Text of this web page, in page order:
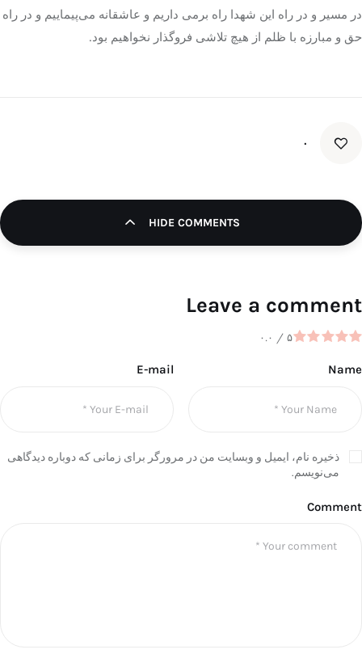
در مسیر و در راه این شهدا راه برمی داریم و عاشقانه می‌پیماییم و در راه
حق و مبارزه با ظلم از هیچ تلاشی فروگذار نخواهیم بود.
۰
HIDE COMMENTS
Leave a comment
۰.۰ / ۵
Name
E-mail
ذخیره نام، ایمیل و وبسایت من در مرورگر برای زمانی که دوباره دیدگاهی
می‌نویسم.
Comment